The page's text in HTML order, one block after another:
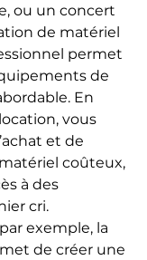
ou un concert
de matériel
permet
de
En
vous
et de
coûteux,
à des
cri.
exemple, la
de créer une